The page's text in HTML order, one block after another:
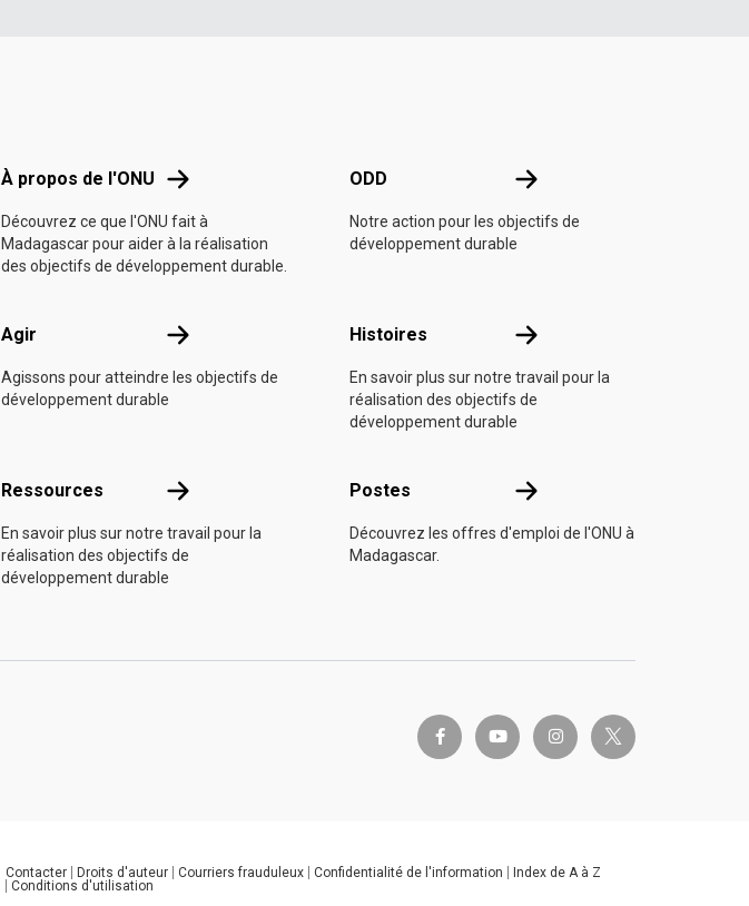
À propos de l'ONU À propos de l'ONU
Découvrez ce que l'ONU fait à
Madagascar pour aider à la réalisation
des objectifs de développement durable.
ODD ODD
Notre action pour les objectifs de
développement durable
Agir Agir
Agissons pour atteindre les objectifs de
développement durable
Histoires Histoires
En savoir plus sur notre travail pour la
réalisation des objectifs de
développement durable
Ressources Ressources
En savoir plus sur notre travail pour la
réalisation des objectifs de
développement durable
Postes Postes
Découvrez les offres d'emploi de l'ONU à
Madagascar.
facebook-fyoutube instagramtwitter-x
Global U.N. menu
Contacter Droits d'auteur Courriers frauduleux Confidentialité de l'information
Index de A à Z
Conditions d'utilisation